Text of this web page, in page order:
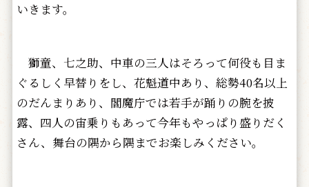
いきます。
獅童、七之助、中車の三人はそろって何役も目ま
ぐるしく早替りをし、花魁道中あり、総勢40名以上
のだんまりあり、閻魔庁では若手が踊りの腕を披
露、四人の宙乗りもあって今年もやっぱり盛りだく
さん、舞台の隅から隅までお楽しみください。